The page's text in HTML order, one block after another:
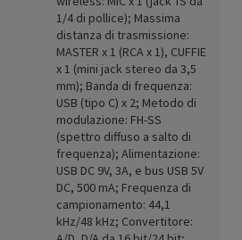
1/4 di pollice); Massima
distanza di trasmissione:
MASTER x 1 (RCA x 1), CUFFIE
x 1 (mini jack stereo da 3,5
mm); Banda di frequenza:
USB (tipo C) x 2; Metodo di
modulazione: FH-SS
(spettro diffuso a salto di
frequenza); Alimentazione:
USB DC 9V, 3A, e bus USB 5V
DC, 500 mA; Frequenza di
campionamento: 44,1
kHz/48 kHz; Convertitore: